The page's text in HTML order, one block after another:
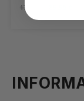
179,90